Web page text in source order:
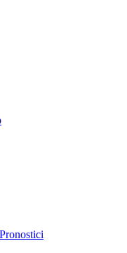
Pronostici